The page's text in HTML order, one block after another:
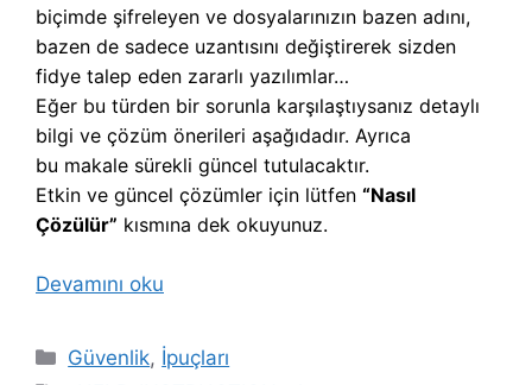
biçimde şifreleyen ve dosyalarınızın bazen adını,
bazen de sadece uzantısını değiştirerek sizden
fidye talep eden zararlı yazılımlar…
Eğer bu türden bir sorunla karşılaştıysanız detaylı
bilgi ve çözüm önerileri aşağıdadır. Ayrıca
bu makale sürekli güncel tutulacaktır.
Etkin ve güncel çözümler için lütfen “Nasıl
Çözülür” kısmına dek okuyunuz.
Devamını oku
Kategoriler
Güvenlik, İpuçları